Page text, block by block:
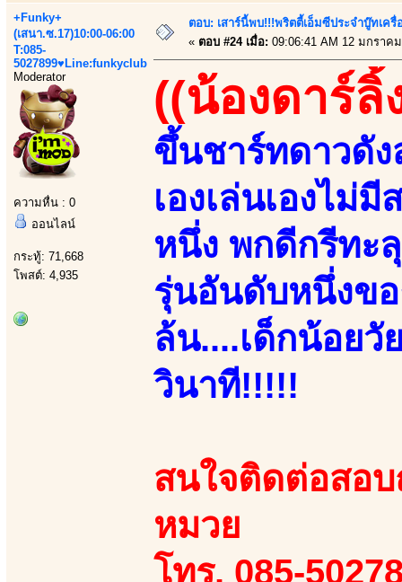
+Funky+
(เสนา.ซ.17)10:00-06:00
T:085-
5027899♥Line:funkyclub
Moderator
ความหื่น : 0
ออนไลน์
กระทู้: 71,668
โพสต์: 4,935
ตอบ: เสาร์นี้พบ!!!พริตตี้เอ็มซีประจำบู๊ทเค
« ตอบ #24 เมื่อ: 09:06:41 AM 12 มกราค
((น้องดาร์ลิ้
ขึ้นชาร์ทดาวดั
เองเล่นเองไม่
หนึ่ง พกดีกรีทะ
รุ่นอันดับหนึ่งข
ล้น....เด็กน้อยวั
วินาที!!!!!
สนใจติดต่อสอบ
หมวย
โทร. 085-